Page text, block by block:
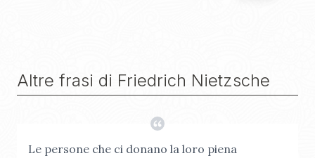
Altre frasi di Friedrich Nietzsche
Le persone che ci donano la loro piena